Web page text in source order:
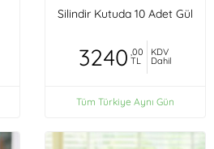
Silindir Kutuda 10 Adet Gül
3240 ,00
TL
KDV
Dahil
Tüm Türkiye Aynı Gün